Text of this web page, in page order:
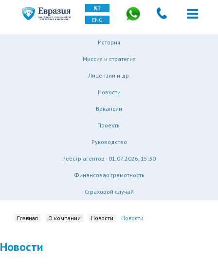
ҚАЗ
ENG
История
Миссия и стратегия
Лицензии и др.
Новости
Вакансии
Проекты
Руководство
Реестр агентов - 01.07.2026, 15:30
Финансовая грамотность
Страховой случай
Главная О компании Новости Новости
Новости